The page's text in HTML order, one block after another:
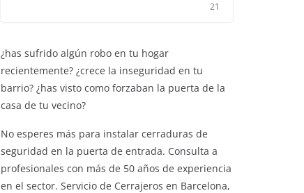
21
¿has sufrido algún robo en tu hogar
recientemente? ¿crece la inseguridad en tu
barrio? ¿has visto como forzaban la puerta de la
casa de tu vecino?
No esperes más para instalar cerraduras de
seguridad en la puerta de entrada. Consulta a
profesionales con más de 50 años de experiencia
en el sector. Servicio de Cerrajeros en Barcelona,